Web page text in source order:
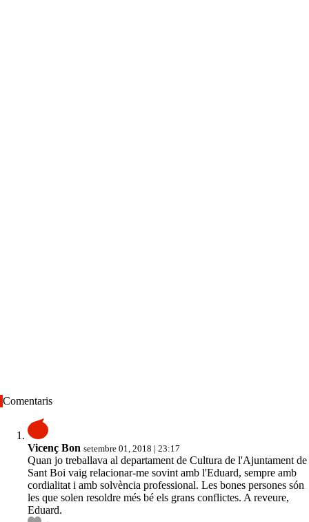
Comentaris
Vicenç Bon setembre 01, 2018 | 23:17
Quan jo treballava al departament de Cultura de l'Ajuntament de
Sant Boi vaig relacionar-me sovint amb l'Eduard, sempre amb
cordialitat i amb solvència professional. Les bones persones són
les que solen resoldre més bé els grans conflictes. A reveure,
Eduard.